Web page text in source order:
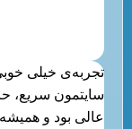
تجربه‌ی خیلی
سایتمون سریع،
عالی بود و